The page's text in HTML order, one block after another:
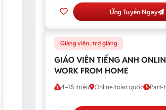
Ứng Tuyển Ngay
Giảng viên, trợ giảng
GIÁO VIÊN TIẾNG ANH
WORK FROM HOME
4–15 triệu Online toàn quốc Part-